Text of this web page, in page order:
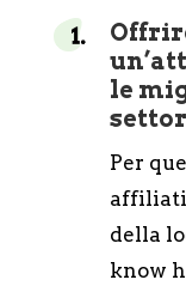
le
Per
della
know